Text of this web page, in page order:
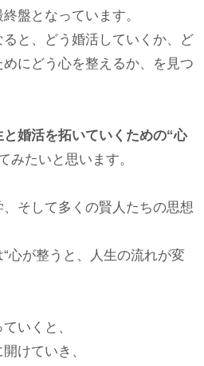
盤となっています。
と、どう婚活していくか、ど
にどう心を整えるか、を見つ
と婚活を拓いていくための“心
みたいと思います。
そして多くの賢人たちの思想
心が整うと、人生の流れが変
いくと、
けていき、